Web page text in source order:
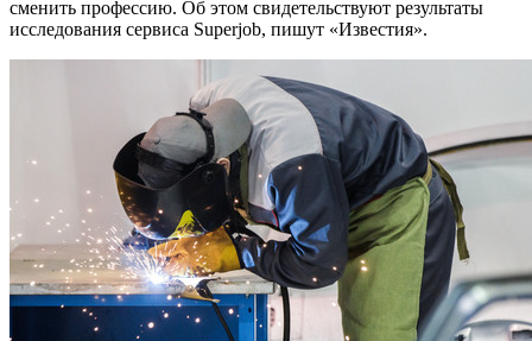
сменить профессию. Об этом свидетельствуют результаты
исследования сервиса Superjob, пишут «Известия».